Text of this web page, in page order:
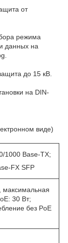
от
режима
данных на
до 15 кВ.
на DIN-
виде)
1000 Base-TX;
FX SFP
максимальная
30 Вт;
без PoE